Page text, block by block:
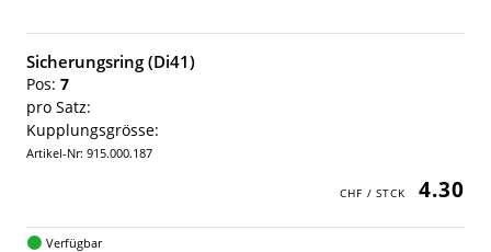
Sicherungsring (Di41)
Pos: 7
pro Satz:
Kupplungsgrösse:
Artikel-Nr: 915.000.187
4.30
Verfügbar